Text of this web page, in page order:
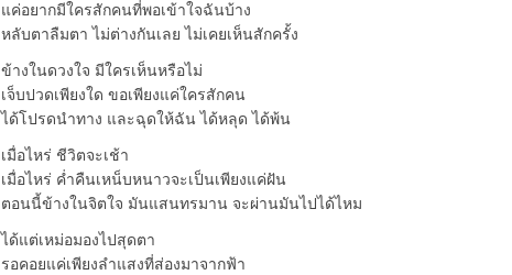
แค่อยากมีใครสักคนที่พอเข้าใจฉันบ้าง
หลับตาลืมตา ไม่ต่างกันเลย ไม่เคยเห็นสักครั้ง
ข้างในดวงใจ มีใครเห็นหรือไม่
เจ็บปวดเพียงใด ขอเพียงแค่ใครสักคน
ได้โปรดนำทาง และฉุดให้ฉัน ได้หลุด ได้พ้น
เมื่อไหร่ ชีวิตจะเช้า
เมื่อไหร่ ค่ำคืนเหน็บหนาวจะเป็นเพียงแค่ฝัน
ตอนนี้ข้างในจิตใจ มันแสนทรมาน จะผ่านมันไปได้ไหม
ได้แต่เหม่อมองไปสุดตา
รอคอยแค่เพียงลำแสงที่ส่องมาจากฟ้า